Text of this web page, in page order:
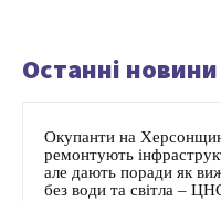
Останні новини
Окупанти на
ремонтують
але дають поради як
без води та світла –